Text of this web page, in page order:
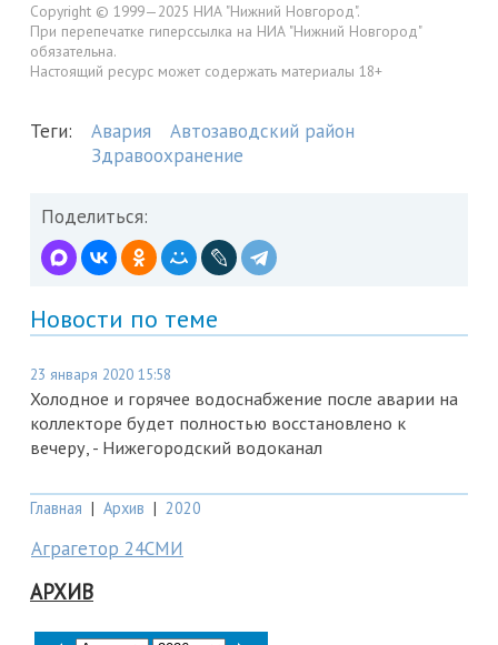
Copyright © 1999—2025 НИА "Нижний Новгород".
При перепечатке гиперссылка на НИА "Нижний Новгород"
обязательна.
Настоящий ресурс может содержать материалы 18+
Теги: Авария
Автозаводский район
Здравоохранение
Поделиться:
Новости по теме
23 января 2020 15:58
Холодное и горячее водоснабжение после аварии на
коллекторе будет полностью восстановлено к
вечеру, - Нижегородский водоканал
Главная | Архив | 2020
Аграгетор 24СМИ
АРХИВ